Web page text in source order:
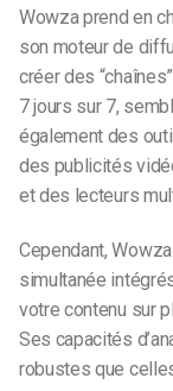
Wowza prend en
son moteur de
créer des
7 jours sur 7,
également des
des publicités
et des lecteurs
Cependant,
simultanée
votre contenu sur
Ses capacités
robustes que